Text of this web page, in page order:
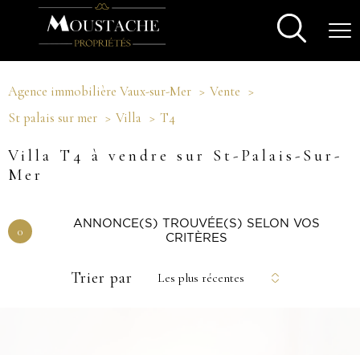
Agence immobilière Vaux-sur-Mer
Vente
St palais sur mer
Villa T4
Villa T4 à vendre sur St-Palais-Sur-
Mer
0
ANNONCE(S) TROUVÉE(S) SELON VOS
CRITÈRES
Trier par Les plus récentes